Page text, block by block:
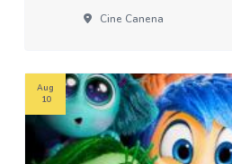
Cine Canena
Aug
10